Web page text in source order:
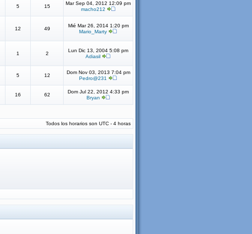
5 15
Mar Sep 04, 2012 12:09 pm
macho212
12 49
Mié Mar 26, 2014 1:20 pm
Mario_Marty
1 2
Lun Dic 13, 2004 5:08 pm
Adiasil
5 12
Dom Nov 03, 2013 7:04 pm
Pedro@231
16 62
Dom Jul 22, 2012 4:33 pm
Bryan
Todos los horarios son UTC - 4 horas